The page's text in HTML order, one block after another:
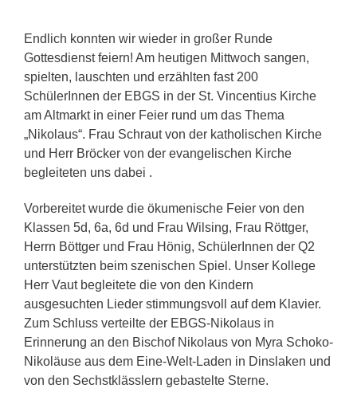
Endlich konnten wir wieder in großer Runde
Gottesdienst feiern! Am heutigen Mittwoch sangen,
spielten, lauschten und erzählten fast 200
SchülerInnen der EBGS in der St. Vincentius Kirche
am Altmarkt in einer Feier rund um das Thema
„Nikolaus“. Frau Schraut von der katholischen Kirche
und Herr Bröcker von der evangelischen Kirche
begleiteten uns dabei .
Vorbereitet wurde die ökumenische Feier von den
Klassen 5d, 6a, 6d und Frau Wilsing, Frau Röttger,
Herrn Böttger und Frau Hönig, SchülerInnen der Q2
unterstützten beim szenischen Spiel. Unser Kollege
Herr Vaut begleitete die von den Kindern
ausgesuchten Lieder stimmungsvoll auf dem Klavier.
Zum Schluss verteilte der EBGS-Nikolaus in
Erinnerung an den Bischof Nikolaus von Myra Schoko-
Nikoläuse aus dem Eine-Welt-Laden in Dinslaken und
von den Sechstklässlern gebastelte Sterne.